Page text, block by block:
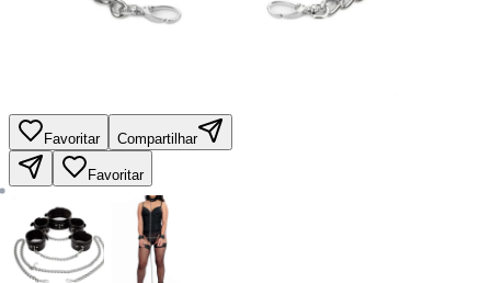
Favoritar Compartilhar
Favoritar